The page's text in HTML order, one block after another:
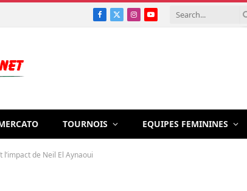
Facebook
X
Instagram
YouTube
TOURNOIS EQUIPES FEMININES
de Neil El Aynaoui